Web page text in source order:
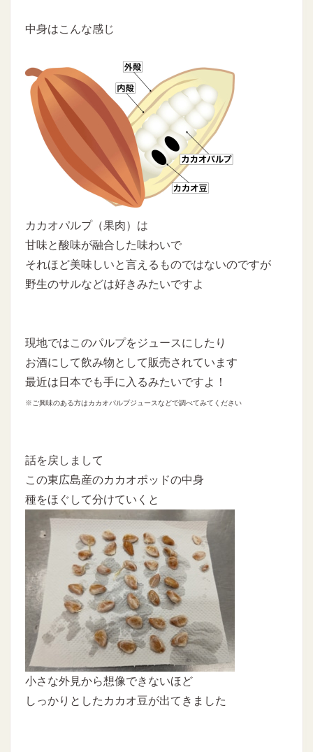
中身はこんな感じ
カカオパルプ（果肉）は
甘味と酸味が融合した味わいで
それほど美味しいと言えるものではないのですが
野生のサルなどは好きみたいですよ
現地ではこのパルプをジュースにしたり
お酒にして飲み物として販売されています
最近は日本でも手に入るみたいですよ！
※ご興味のある方はカカオパルプジュースなどで調べてみてください
話を戻しまして
この東広島産のカカオポッドの中身
種をほぐして分けていくと
小さな外見から想像できないほど
しっかりとしたカカオ豆が出てきました